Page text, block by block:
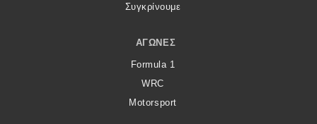
Συγκρίνουμε
ΑΓΏΝΕΣ
Formula 1
WRC
Motorsport